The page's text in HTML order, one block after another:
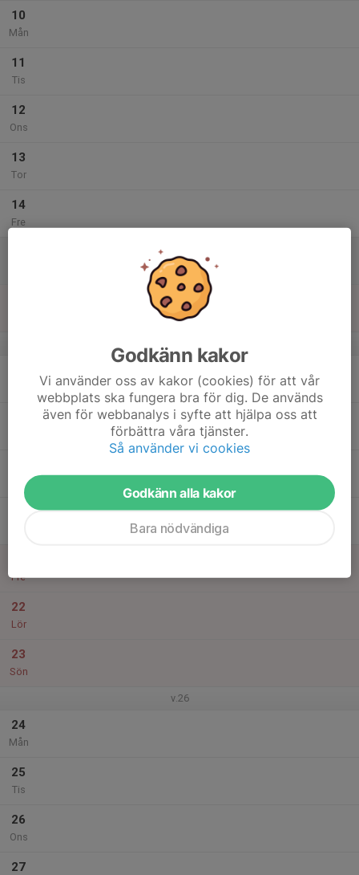
10
Mån
11
Tis
12
Ons
13
Tor
14
Fre
Ons
Fre
22
Lör
23
Sön
v.26
24
Mån
25
Tis
26
Ons
27
Godkänn kakor
Vi använder oss av kakor (cookies) för att vår
webbplats ska fungera bra för dig. De används
även för webbanalys i syfte att hjälpa oss att
förbättra våra tjänster.
Så använder vi cookies
Godkänn alla kakor
Bara nödvändiga